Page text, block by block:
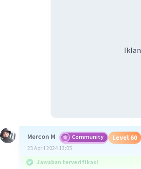
Iklan
Mercon M Community Level 60
23 April 2024 13:05
Jawaban terverifikasi